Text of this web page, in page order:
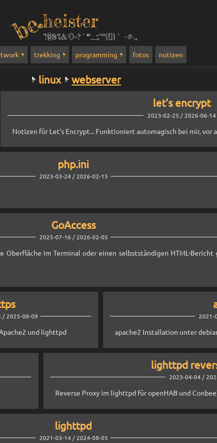
heister
°!§$%&/()=?`*''_:;^²³{[]}´ ~#-.,
trekking programming fotos notizen
linux
webserver
let's encrypt
2023-02-25 / 2026-06-14
Notizen für Let's Encrypt... Funktioniert automagisch bei mir, vor
php.ini
2023-03-24 / 2026-02-15
GoAccess
2025-07-16 / 2026-02-05
Oberfläche im Terminal oder einen selbstständigen HTML-
/ 2025-08-09
und lighttpd
2021-
apache2 Installation unter
lighttpd
2023-04-04 /
Reverse Proxy im lighttpd für openHAB und
lighttpd
2021-03-14 / 2024-08-05